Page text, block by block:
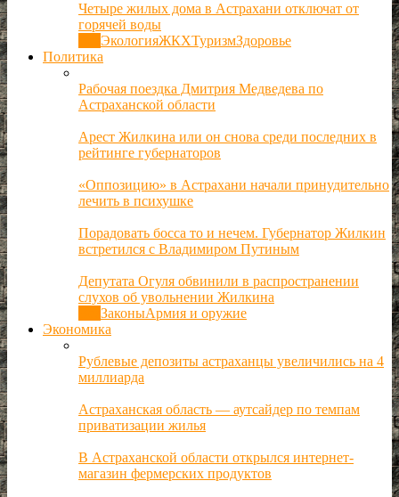
Четыре жилых дома в Астрахани отключат от
горячей воды
ЭкологияЖКХТуризмЗдоровье
Политика
Рабочая поездка Дмитрия Медведева по
Астраханской области
Арест Жилкина или он снова среди последних в
рейтинге губернаторов
«Оппозицию» в Астрахани начали принудительно
лечить в психушке
Порадовать босса то и нечем. Губернатор Жилкин
встретился с Владимиром Путиным
Депутата Огуля обвинили в распространении
слухов об увольнении Жилкина
ЗаконыАрмия и оружие
Экономика
Рублевые депозиты астраханцы увеличились на 4
миллиарда
Астраханская область — аутсайдер по темпам
приватизации жилья
В Астраханской области открылся интернет-
магазин фермерских продуктов